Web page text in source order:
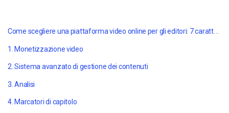
Come scegliere una piattaforma video online per gli editori: 7 caratteristiche fondamentali
1. Monetizzazione video
2. Sistema avanzato di gestione dei contenuti
3. Analisi
4. Marcatori di capitolo